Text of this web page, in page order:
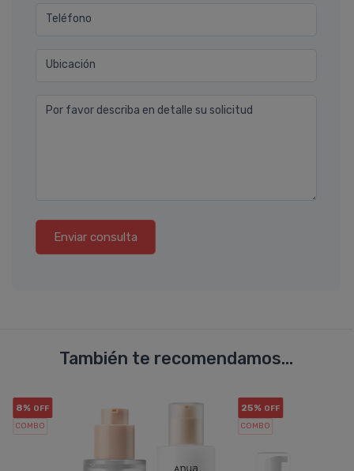
Teléfono
Ubicación
Por favor describa en detalle su solicitud
Enviar consulta
También te recomendamos...
8% OFF
COMBO
25% OFF
COMBO